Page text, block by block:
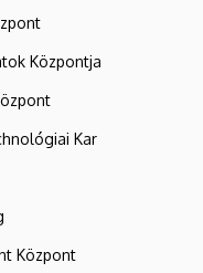
Központja
Kar
Központ